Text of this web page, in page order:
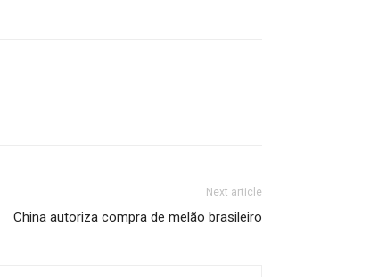
Next article
China autoriza compra de melão brasileiro